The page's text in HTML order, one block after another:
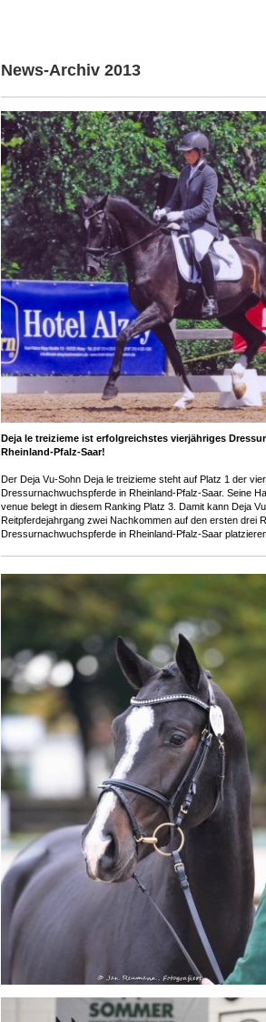
News-Archiv 2013
Deja le treizieme ist erfolgreichstes vierjähriges
Rheinland-Pfalz-Saar!
Der Deja Vu-Sohn Deja le treizieme steht auf Platz 1 der
Dressurnachwuchspferde in Rheinland-Pfalz-Saar. Seine
venue belegt in diesem Ranking Platz 3. Damit kann Deja
Reitpferdejahrgang zwei Nachkommen auf den ersten drei
Dressurnachwuchspferde in Rheinland-Pfalz-Saar